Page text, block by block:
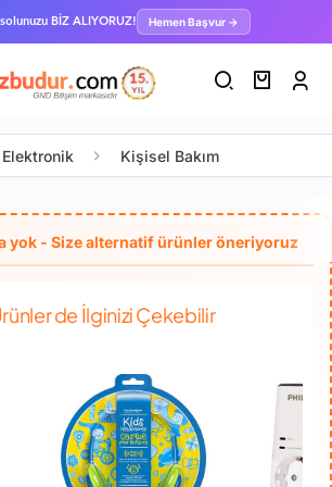
BİZ ALIYORUZ! Hemen Başvur →
Elektronik Kişisel Bakım
de İlginizi Çekebilir